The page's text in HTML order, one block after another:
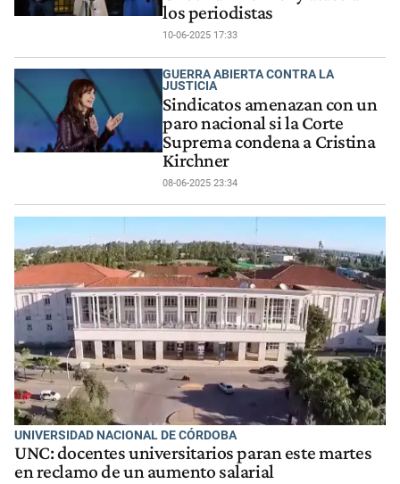
los periodistas
10-06-2025 17:33
GUERRA ABIERTA CONTRA LA
JUSTICIA
Sindicatos amenazan con un
paro nacional si la Corte
Suprema condena a Cristina
Kirchner
08-06-2025 23:34
UNIVERSIDAD NACIONAL DE CÓRDOBA
UNC: docentes universitarios paran este martes
en reclamo de un aumento salarial